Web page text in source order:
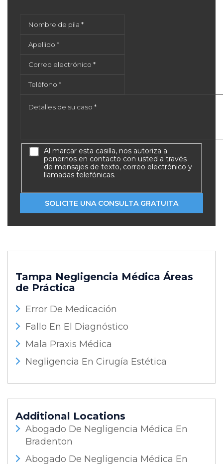
Al marcar esta casilla, nos autoriza a
ponernos en contacto con usted a través
de mensajes de texto, correo electrónico y
llamadas telefónicas.
Tampa Negligencia Médica Áreas
de Práctica
Error De Medicación
Fallo En El Diagnóstico
Mala Praxis Médica
Negligencia En Cirugía Estética
Additional Locations
Abogado De Negligencia Médica En
Bradenton
Abogado De Negligencia Médica En